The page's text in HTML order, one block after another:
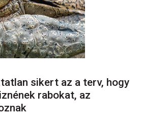
sikert az a terv, hogy
rabokat, az